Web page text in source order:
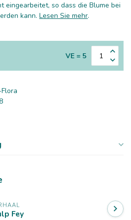
eingearbeitet, so dass die Blume bei
kann. Lesen Sie mehr.
VE = 5
Fey